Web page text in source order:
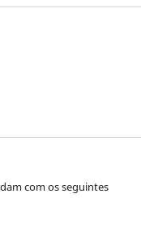
com os seguintes